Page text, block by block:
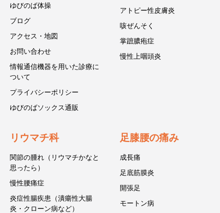
ゆびのば体操
ブログ
アクセス・地図
お問い合わせ
情報通信機器を用いた診療に
ついて
プライバシーポリシー
ゆびのばソックス通販
アトピー性皮膚炎
咳ぜんそく
掌蹠膿疱症
慢性上咽頭炎
リウマチ科
関節の腫れ（リウマチかなと
思ったら）
慢性腰痛症
炎症性腸疾患（潰瘍性大腸
炎・クローン病など）
足膝腰の痛み
成長痛
足底筋膜炎
開張足
モートン病